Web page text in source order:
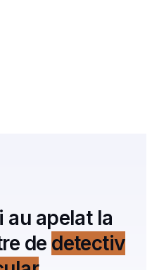
au apelat la
de detectiv